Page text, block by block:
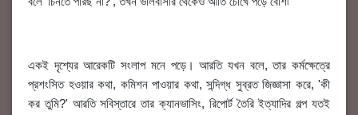
একই দৃশ্যের আরেকটি সংলাপ মনে পড়ে। আরতি যখন বলে, তার কর্মক্ষেত্রে
প্রশংসিত হওয়ার কথা, কমিশন পাওয়ার কথা, সন্দিগ্ধ সুব্রত জিজ্ঞাসা করে, 'কী
কর তুমি?' আরতি সবিস্তারে তার ক্যানভাসিং, রিপোর্ট তৈরি ইত্যাদির গল্প যতই